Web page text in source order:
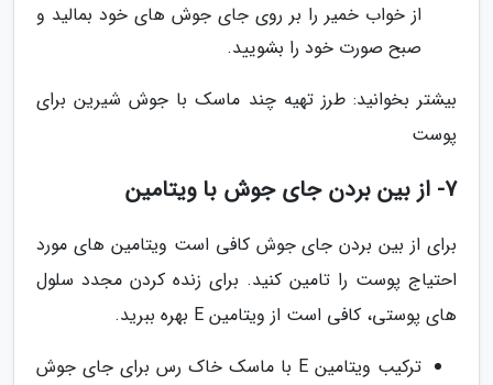
از خواب خمیر را بر روی جای جوش های خود بمالید و
صبح صورت خود را بشویید.
بیشتر بخوانید: طرز تهیه چند ماسک با جوش شیرین برای
پوست
7- از بین بردن جای جوش با ویتامین
برای از بین بردن جای جوش کافی است ویتامین های مورد
احتیاج پوست را تامین کنید. برای زنده کردن مجدد سلول
های پوستی، کافی است از ویتامین E بهره ببرید.
ترکیب ویتامین E با ماسک خاک رس برای جای جوش